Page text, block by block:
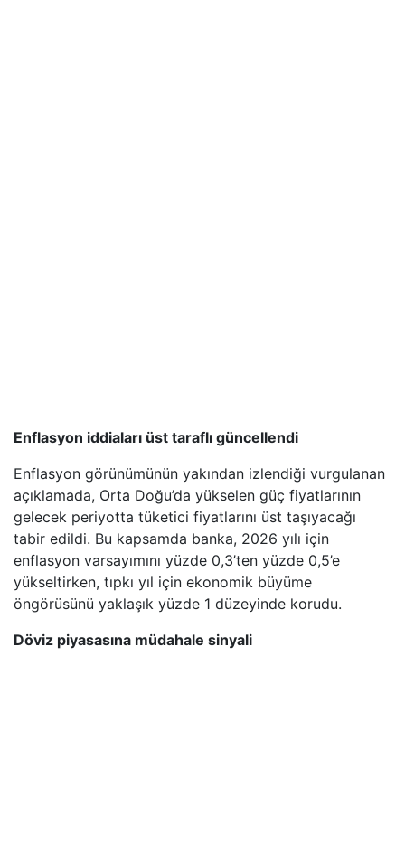
Enflasyon iddiaları üst taraflı güncellendi
Enflasyon görünümünün yakından izlendiği vurgulanan
açıklamada, Orta Doğu’da yükselen güç fiyatlarının
gelecek periyotta tüketici fiyatlarını üst taşıyacağı
tabir edildi. Bu kapsamda banka, 2026 yılı için
enflasyon varsayımını yüzde 0,3’ten yüzde 0,5’e
yükseltirken, tıpkı yıl için ekonomik büyüme
öngörüsünü yaklaşık yüzde 1 düzeyinde korudu.
Döviz piyasasına müdahale sinyali